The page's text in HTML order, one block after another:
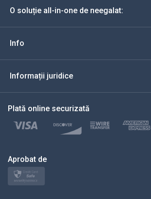
Türkçe
Polski
O soluție all-in-one de neegalat:
Info
Informații juridice
Plată online securizată
Aprobat de